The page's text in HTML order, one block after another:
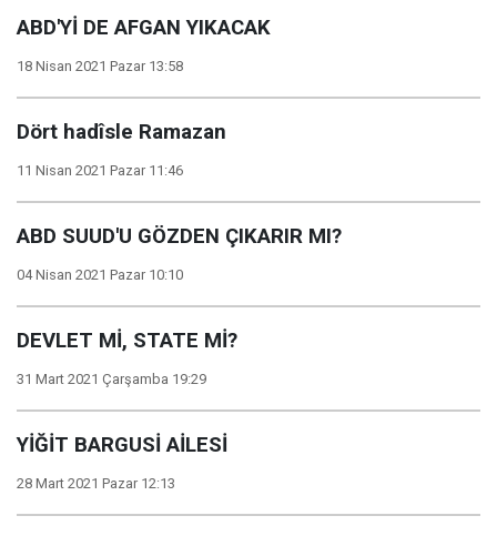
ABD'Yİ DE AFGAN YIKACAK
18 Nisan 2021 Pazar 13:58
Dört hadîsle Ramazan
11 Nisan 2021 Pazar 11:46
ABD SUUD'U GÖZDEN ÇIKARIR MI?
04 Nisan 2021 Pazar 10:10
DEVLET Mİ, STATE Mİ?
31 Mart 2021 Çarşamba 19:29
YİĞİT BARGUSİ AİLESİ
28 Mart 2021 Pazar 12:13